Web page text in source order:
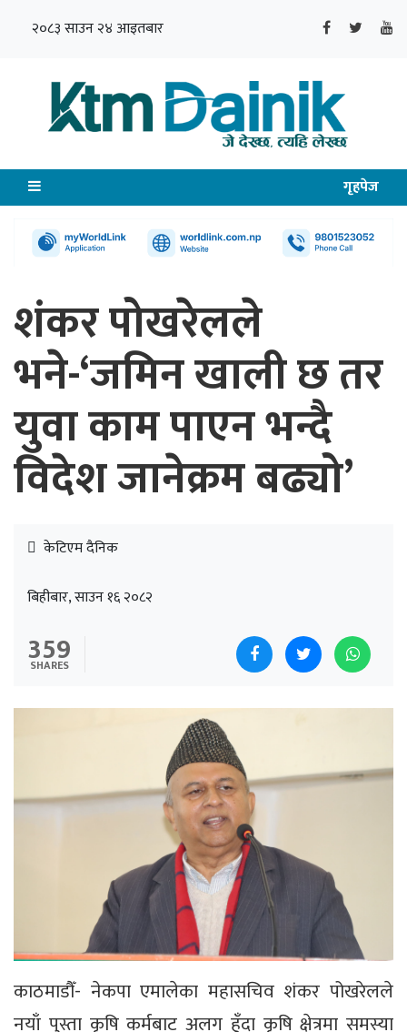
२०८३ साउन २४ आइतबार
गृहपेज
शंकर पोखरेलले
भने-‘जमिन खाली छ तर
युवा काम पाएन भन्दै
विदेश जानेक्रम बढ्यो’
केटिएम दैनिक
बिहीबार, साउन १६ २०८२
359
SHARES
काठमाडौँ- नेकपा एमालेका महासचिव शंकर पोखरेलले
नयाँ पुस्ता कृषि कर्मबाट अलग हुँदा कृषि क्षेत्रमा समस्या